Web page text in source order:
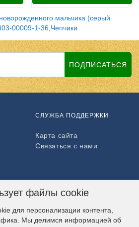
мальчика (серый
00009-1-36 Чепчики
ПОДПИСАТЬСЯ
СЛУЖБА ПОДДЕРЖКИ
Карта сайта
Связаться с нами
файлы cookie
для персонализации контента,
Мы делимся информацией об